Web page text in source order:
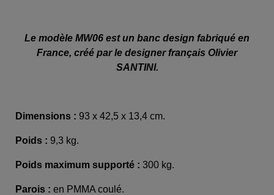
Le modèle MW06 est un banc design fabriqué en
France, créé par le designer français Olivier
SANTINI.
Dimensions : 93 x 42,5 x 13,4 cm.
Poids : 9,3 kg.
Poids maximum supporté : 300 kg.
Parois : en PMMA coulé.